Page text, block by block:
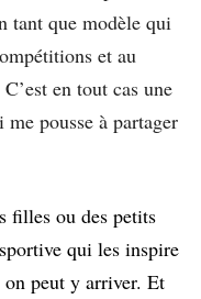
tant que modèle qui
et au
en tout cas une
pousse à partager
filles ou des petits
qui les inspire
on peut y arriver. Et